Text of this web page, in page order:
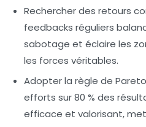
Rechercher des retours
feedbacks réguliers
sabotage et éclaire les
les forces véritables.
Adopter la règle de Pareto
efforts sur 80 % des
efficace et valorisant,